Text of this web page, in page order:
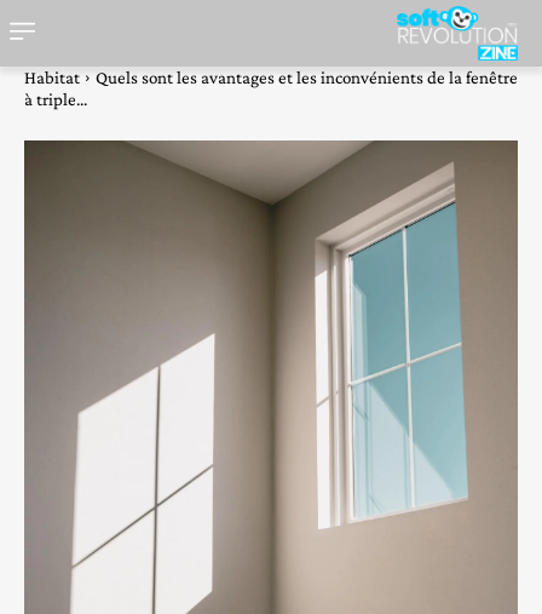
Habitat
Quels sont les avantages et les inconvénients de la fenêtre
à triple...